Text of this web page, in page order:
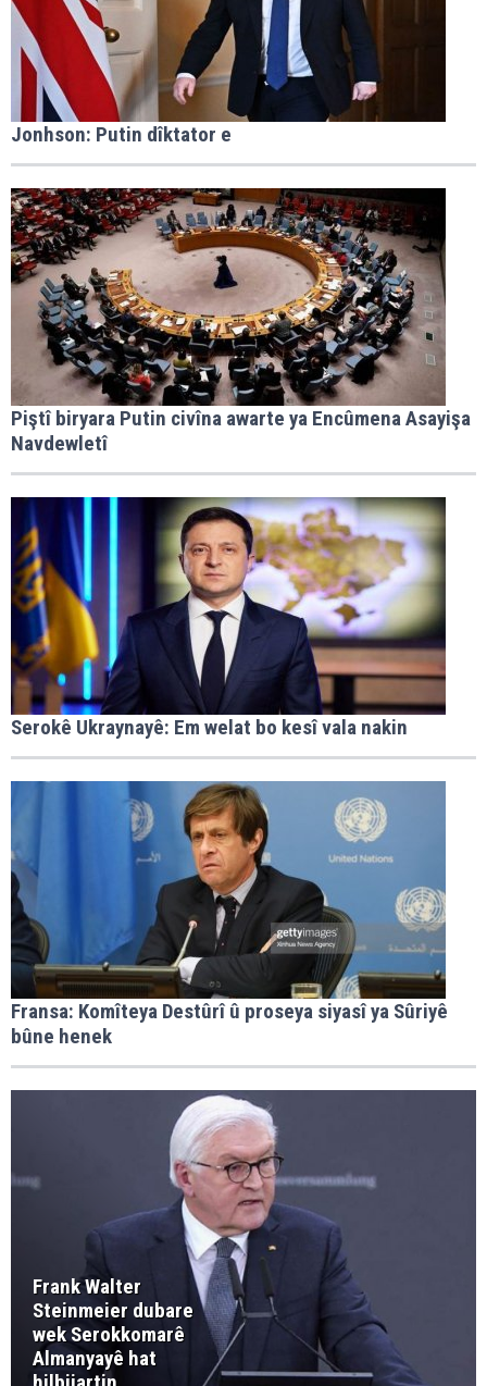
Jonhson: Putin dîktator e
Piştî biryara Putin civîna awarte ya Encûmena Asayişa
Navdewletî
Serokê Ukraynayê: Em welat bo kesî vala nakin
Fransa: Komîteya Destûrî û proseya siyasî ya Sûriyê
bûne henek
Frank Walter
Steinmeier dubare
wek Serokkomarê
Almanyayê hat